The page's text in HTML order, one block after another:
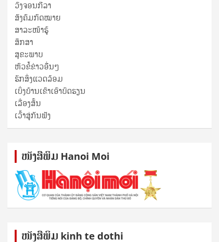
ວົງຈອນກີລາ
ສັງຄົມກົດໝາຍ
ສາລະໜ້າຮູ້
ສຶກສາ
ສຸ​ຂະ​ພາບ
ຫົວຂໍ້ຂ່າວອື່ນໆ
ຮັກສິ່ງແວດລ້ອມ
ເບິ່ງບ້ານເຂົາເອົາບົດຮຽນ
ເລື່ອງສັ້ນ
ເວົ້າສູ່ກັນຟັງ
ໜັງ​ສື​ພິມ Hanoi Moi
ໜັງ​ສື​ພິມ kinh te dothi